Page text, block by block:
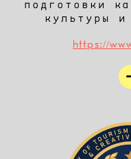
подготовки
культуры и
https://